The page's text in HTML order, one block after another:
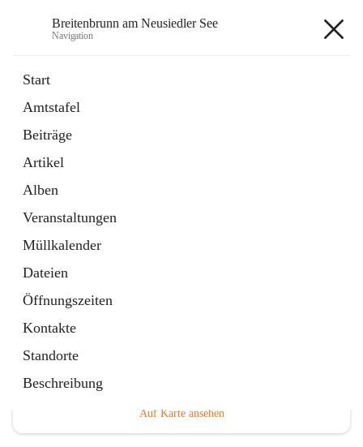
Breitenbrunn am Neusiedler See
Navigation
Start
Amtstafel
Beiträge
Artikel
Alben
Veranstaltungen
Müllkalender
Dateien
Öffnungszeiten
Kontakte
Standorte
Beschreibung
18 Schnellzugriffe
Gemeindeservice
Auf Karte ansehen